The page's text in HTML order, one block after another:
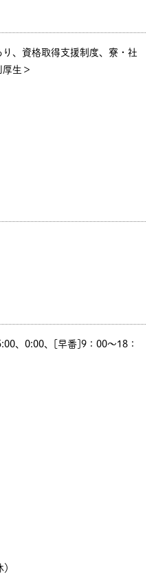
、資格取得支援制度、寮・社
生＞
、0:00、[早番]9：00～18：